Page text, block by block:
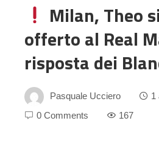
Milan, Theo
offerto al Real
risposta dei
Pasquale Ucciero
1
0 Comments
167